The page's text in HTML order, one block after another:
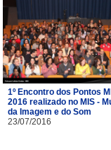
1º Encontro dos Pontos
2016 realizado no MIS -
da Imagem e do Som
23/07/2016